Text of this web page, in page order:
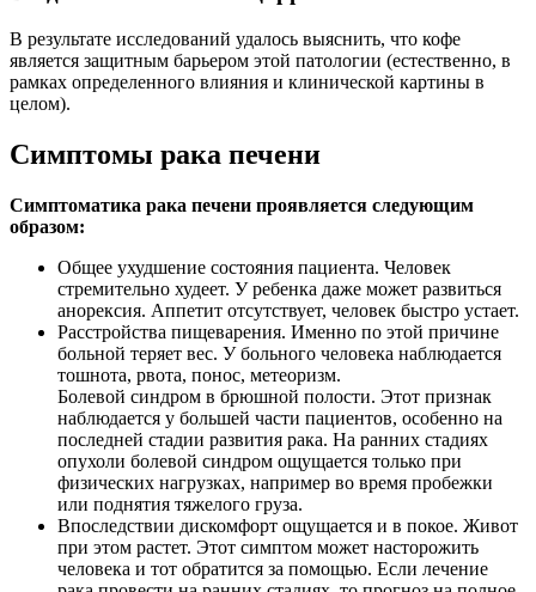
В результате исследований удалось выяснить, что кофе
является защитным барьером этой патологии (естественно, в
рамках определенного влияния и клинической картины в
целом).
Симптомы рака печени
Симптоматика рака печени проявляется следующим
образом:
Общее ухудшение состояния пациента. Человек
стремительно худеет. У ребенка даже может развиться
анорексия. Аппетит отсутствует, человек быстро устает.
Расстройства пищеварения. Именно по этой причине
больной теряет вес. У больного человека наблюдается
тошнота, рвота, понос, метеоризм.
Болевой синдром в брюшной полости. Этот признак
наблюдается у большей части пациентов, особенно на
последней стадии развития рака. На ранних стадиях
опухоли болевой синдром ощущается только при
физических нагрузках, например во время пробежки
или поднятия тяжелого груза.
Впоследствии дискомфорт ощущается и в покое. Живот
при этом растет. Этот симптом может насторожить
человека и тот обратится за помощью. Если лечение